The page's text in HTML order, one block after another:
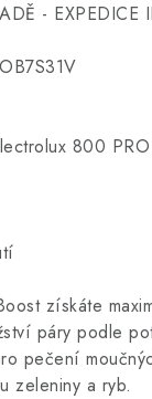
- EXPEDICE
800
získáte
páry podle
pečení
zeleniny a ryb.